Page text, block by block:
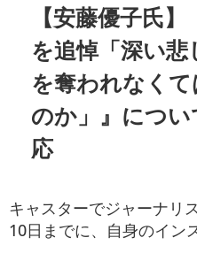
【安藤優子氏
を追悼「深い
を奪われなく
のか」』につ
応
キャスターでジャーナリ
10日までに、自身のイン